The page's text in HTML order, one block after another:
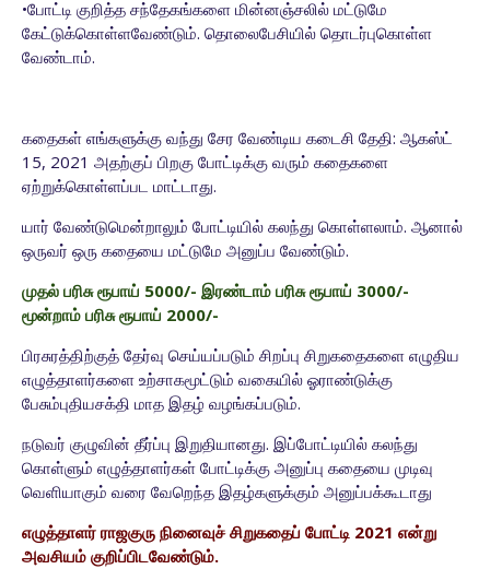
•போட்டி குறித்த சந்தேகங்களை மின்னஞ்சலில் மட்டுமே
கேட்டுக்கொள்ளவேண்டும். தொலைபேசியில் தொடர்புகொள்ள
வேண்டாம்.
கதைகள் எங்களுக்கு வந்து சேர வேண்டிய கடைசி தேதி: ஆகஸ்ட்
15, 2021 அதற்குப் பிறகு போட்டிக்கு வரும் கதைகளை
ஏற்றுக்கொள்ளப்பட மாட்டாது.
யார் வேண்டுமென்றாலும் போட்டியில் கலந்து கொள்ளலாம். ஆனால்
ஒருவர் ஒரு கதையை மட்டுமே அனுப்ப வேண்டும்.
முதல் பரிசு ரூபாய் 5000/- இரண்டாம் பரிசு ரூபாய் 3000/-
மூன்றாம் பரிசு ரூபாய் 2000/-
பிரசுரத்திற்குத் தேர்வு செய்யப்படும் சிறப்பு சிறுகதைகளை எழுதிய
எழுத்தாளர்களை உற்சாகமூட்டும் வகையில் ஓராண்டுக்கு
பேசும்புதியசக்தி மாத இதழ் வழங்கப்படும்.
நடுவர் குழுவின் தீர்ப்பு இறுதியானது. இப்போட்டியில் கலந்து
கொள்ளும் எழுத்தாளர்கள் போட்டிக்கு அனுப்பு கதையை முடிவு
வெளியாகும் வரை வேறெந்த இதழ்களுக்கும் அனுப்பக்கூடாது
எழுத்தாளர் ராஜகுரு நினைவுச் சிறுகதைப் போட்டி 2021 என்று
அவசியம் குறிப்பிடவேண்டும்.